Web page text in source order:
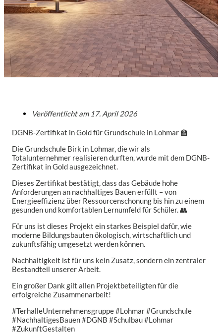
Veröffentlicht am 17. April 2026
DGNB-Zertifikat in Gold für Grundschule in Lohmar 🏫
Die Grundschule Birk in Lohmar, die wir als
Totalunternehmer realisieren durften, wurde mit dem DGNB-
Zertifikat in Gold ausgezeichnet.
Dieses Zertifikat bestätigt, dass das Gebäude hohe
Anforderungen an nachhaltiges Bauen erfüllt – von
Energieeffizienz über Ressourcenschonung bis hin zu einem
gesunden und komfortablen Lernumfeld für Schüler. 👥
Für uns ist dieses Projekt ein starkes Beispiel dafür, wie
moderne Bildungsbauten ökologisch, wirtschaftlich und
zukunftsfähig umgesetzt werden können.
Nachhaltigkeit ist für uns kein Zusatz, sondern ein zentraler
Bestandteil unserer Arbeit.
Ein großer Dank gilt allen Projektbeteiligten für die
erfolgreiche Zusammenarbeit!
#TerhalleUnternehmensgruppe #Lohmar #Grundschule
#NachhaltigesBauen #DGNB #Schulbau #Lohmar
#ZukunftGestalten